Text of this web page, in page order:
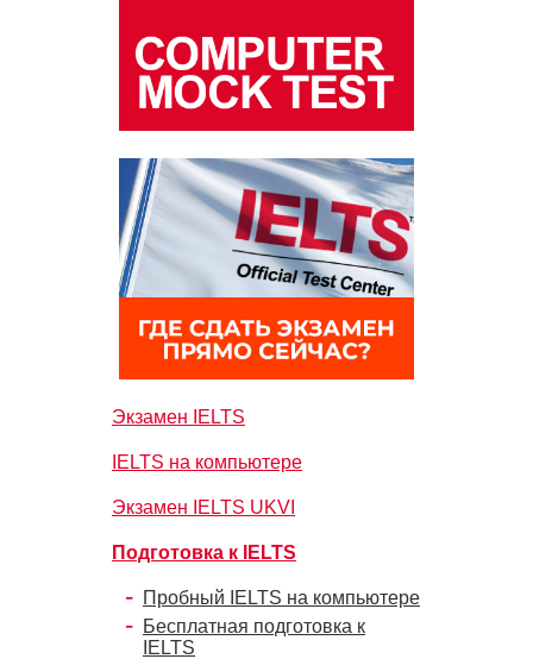
Экзамен IELTS
IELTS на компьютере
Экзамен IELTS UKVI
Подготовка к IELTS
Пробный IELTS на компьютере
Бесплатная подготовка к
IELTS